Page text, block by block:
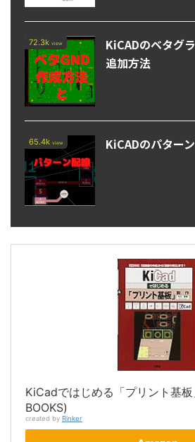
72.3k view
KiCADのベタグ
追加方法
65.4k view KiCADのパター
KiCadではじめる「プリント基
BOOKS)
created by Rinker